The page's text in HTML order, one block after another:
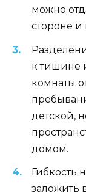
можно
стороне
к тишине
комнаты
детской,
домом.
Гибкость
заложить